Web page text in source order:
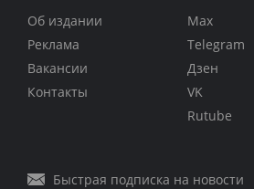
Об издании
Реклама
Вакансии
Контакты
Max
Telegram
Дзен
VK
Rutube
Быстрая подписка на новости